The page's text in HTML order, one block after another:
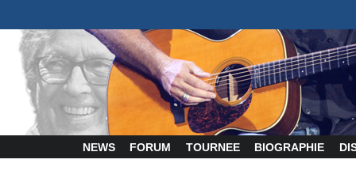
NEWS FORUM TOURNEE BIOGRAPHIE